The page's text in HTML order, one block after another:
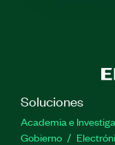
Soluciones
Academia e
Gobierno